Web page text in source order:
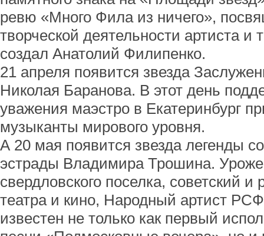
ревю «Много Фила из ничего»,
творческой деятельности артиста
создал Анатолий Филипенко.
21 апреля появится звезда
Николая Баранова. В этот день
уважения маэстро в Екатеринбург
музыканты мирового уровня.
А 20 мая появится звезда легенды
эстрады Владимира Трошина.
свердловского поселка, советский и
театра и кино, Народный артист
известен не только как первый